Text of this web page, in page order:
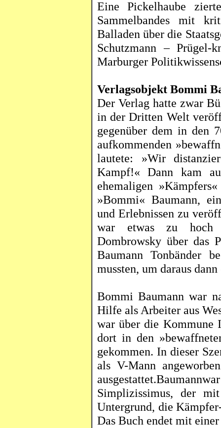
Eine Pickelhaube
Sammelbandes mit
Balladen über die
Schutzmann – Prügel-
Marburger
Verlagsobjekt Bommi
Der Verlag hatte zwar
in der Dritten Welt
gegenüber dem in den
aufkommenden
lautete: »Wir
Kampf!« Dann kam
ehemaligen
»Bommi« Baumann,
und Erlebnissen zu
war etwas zu hoch
Dombrowskyüber das
Baumann Tonbänder
mussten, um daraus
Bommi Baumann war
Hilfe als Arbeiter aus
war über die Kommune
dort in den
gekommen. In dieser
als V-Mann
ausgestattet.Baumannwar
Simplizissimus, der mit
Untergrund, die
Das Buch endet mit